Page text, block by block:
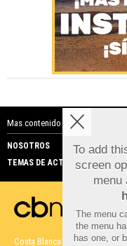
Mas contenido de Costa Blanca
NOSOTROS
TEMAS DE ACTUALIDAD
Costa Blanca Noticias |
To add
screen
menu
The menu
the menu
has one, or
Aviso
cookies y
Privacidad